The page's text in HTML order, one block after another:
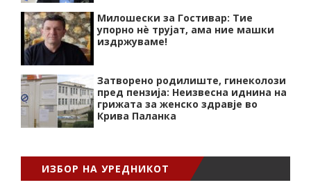
Милошески за Гостивар: Тие
упорно нѐ трујат, ама ние машки
издржуваме!
Затворено родилиште, гинеколози
пред пензија: Неизвесна иднина на
грижата за женско здравје во
Крива Паланка
ИЗБОР НА УРЕДНИКОТ